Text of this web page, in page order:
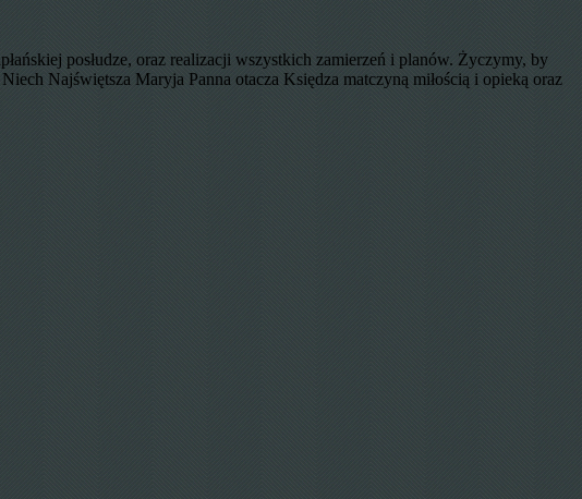
posłudze, oraz realizacji wszystkich zamierzeń i planów. Życzymy, by
Najświętsza Maryja Panna otacza Księdza matczyną miłością i opieką oraz